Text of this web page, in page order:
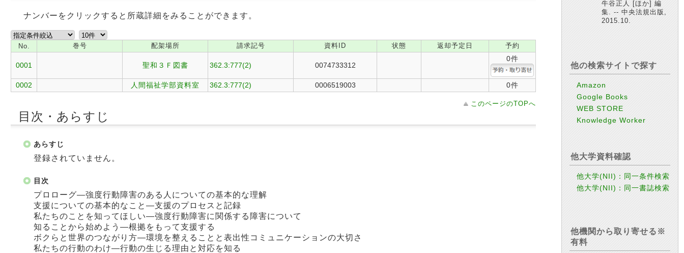
ナンバーをクリックすると所蔵詳細をみることができます。
No. 巻号 配架場所 請求記号 資料ID 状態 返却予定日 予約
0001 聖和３Ｆ図書 362.3:777(2) 0074733312
0件
0002 人間福祉学部資料室 362.3:777(2) 0006519003 0件
このページのTOPへ
目次・あらすじ
あらすじ
登録されていません。
目次
プロローグ―強度行動障害のある人についての基本的な理解
支援についての基本的なこと―支援のプロセスと記録
私たちのことを知ってほしい―強度行動障害に関係する障害について
知ることから始めよう―根拠をもって支援する
ボクらと世界のつながり方―環境を整えることと表出性コミュニケーションの大切さ
私たちの行動のわけ―行動の生じる理由と対応を知る
牛谷正人 [ほか] 編
集. -- 中央法規出版,
2015.10.
他の検索サイトで探す
Amazon
Google Books
WEB STORE
Knowledge Worker
他大学資料確認
他大学(NII)：同一条件検索
他大学(NII)：同一書誌検索
他機関から取り寄せる※
有料